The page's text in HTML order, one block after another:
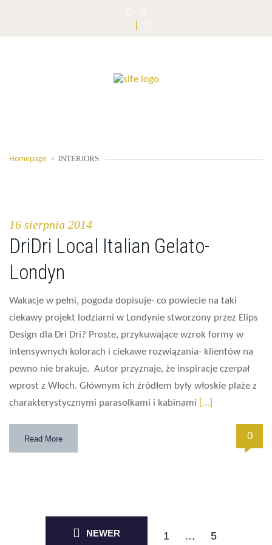
Homepage > INTERIORS
16 sierpnia 2014
DriDri Local Italian Gelato-
Londyn
Wakacje w pełni, pogoda dopisuje- co powiecie na taki
ciekawy projekt lodziarni w Londynie stworzony przez Elips
Design dla Dri Dri? Proste, przykuwające wzrok formy w
intensywnych kolorach i ciekawe rozwiązania- klientów na
pewno nie brakuje. Autor przyznaje, że inspiracje czerpał
wprost z Włoch. Głównym ich źródłem były włoskie plaże z
charakterystycznymi parasolkami i kabinami […]
Read More 0
NEWER 1 … 5